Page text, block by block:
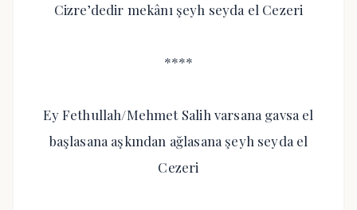
Cizre’dedir mekânı şeyh seyda el Cezeri
****
Ey Fethullah/Mehmet Salih varsana gavsa el
başlasana aşkından ağlasana şeyh seyda el
Cezeri